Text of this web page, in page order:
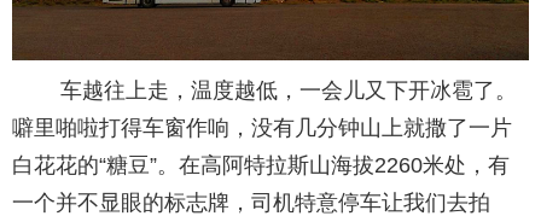
车越往上走，温度越低，一会儿又下开冰雹了。
噼里啪啦打得车窗作响，没有几分钟山上就撒了一片
白花花的“糖豆”。在高阿特拉斯山海拔2260米处，有
一个并不显眼的标志牌，司机特意停车让我们去拍